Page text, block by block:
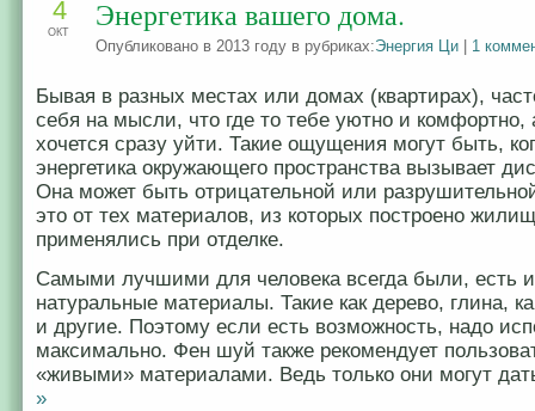
Энергетика вашего дома.
Опубликовано в 2013 году в рубриках:Энергия Ци 1
4
ОКТ
Бывая в разных местах или домах (квартирах),
себя на мысли, что где то тебе уютно и комфортно,
хочется сразу уйти. Такие ощущения могут быть,
энергетика окружающего пространства вызывает
Она может быть отрицательной или
это от тех материалов, из которых построено
применялись при отделке.
Самыми лучшими для человека всегда были, есть и
натуральные материалы. Такие как дерево, глина,
и другие. Поэтому если есть возможность, надо
максимально. Фен шуй также рекомендует
«живыми» материалами. Ведь только они могут
»